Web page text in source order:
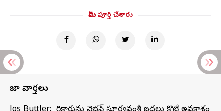
మీరు పూర్తి చేశారు
తాజా వార్తలు